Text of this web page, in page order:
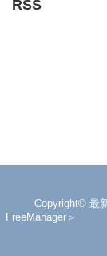
RSS
Copyright© 最
FreeManager＞